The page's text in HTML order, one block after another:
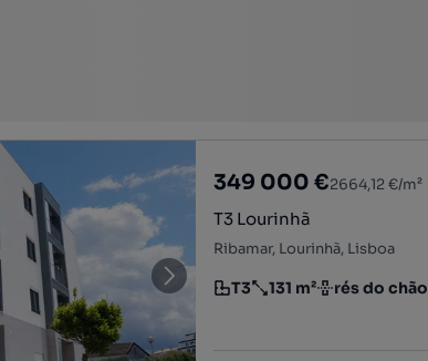
349 000 €2664,12 €/m²
T3 Lourinhã
Ribamar, Lourinhã, Lisboa
Tipologia
T3
Preço por metro quadrado
131 m²
Andar rés do chão